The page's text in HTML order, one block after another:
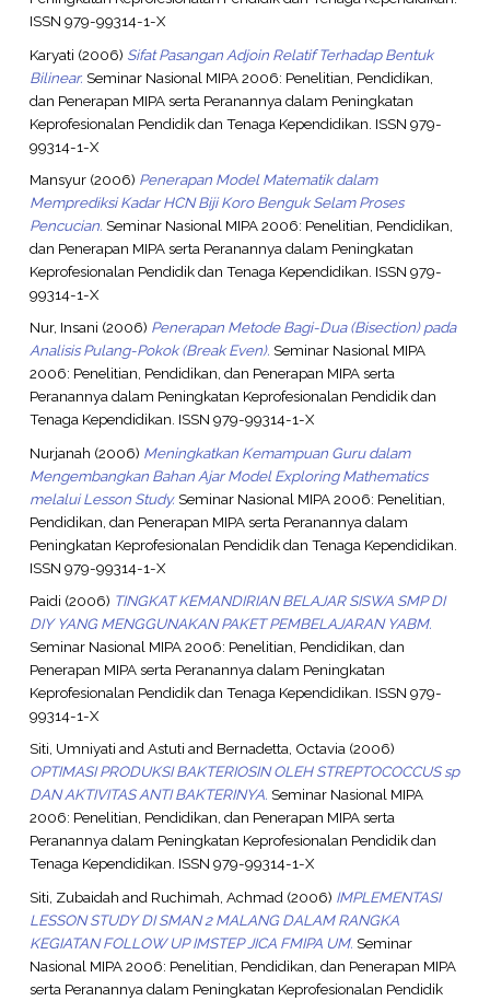
ISSN 979-99314-1-X
Karyati (2006) Sifat Pasangan Adjoin Relatif Terhadap Bentuk
Bilinear. Seminar Nasional MIPA 2006: Penelitian, Pendidikan,
dan Penerapan MIPA serta Peranannya dalam Peningkatan
Keprofesionalan Pendidik dan Tenaga Kependidikan. ISSN 979-
99314-1-X
Mansyur(2006) Penerapan Model Matematik dalam
Memprediksi Kadar HCN Biji Koro Benguk Selam Proses
Pencucian. Seminar Nasional MIPA 2006: Penelitian, Pendidikan,
dan Penerapan MIPA serta Peranannya dalam Peningkatan
Keprofesionalan Pendidik dan Tenaga Kependidikan. ISSN 979-
99314-1-X
Nur, Insani (2006) Penerapan Metode Bagi-Dua (Bisection) pada
Analisis Pulang-Pokok (Break Even). Seminar Nasional MIPA
2006: Penelitian, Pendidikan, dan Penerapan MIPA serta
Peranannya dalam Peningkatan Keprofesionalan Pendidik dan
Tenaga Kependidikan. ISSN 979-99314-1-X
Nurjanah (2006) Meningkatkan Kemampuan Guru dalam
Mengembangkan Bahan Ajar Model Exploring Mathematics
melalui Lesson Study.Seminar Nasional MIPA 2006: Penelitian,
Pendidikan, dan Penerapan MIPA serta Peranannya dalam
Peningkatan Keprofesionalan Pendidik dan Tenaga Kependidikan.
ISSN 979-99314-1-X
Paidi (2006) TINGKAT KEMANDIRIAN BELAJAR SISWA SMP DI
DIY YANG MENGGUNAKAN PAKET PEMBELAJARAN YABM.
Seminar Nasional MIPA 2006: Penelitian, Pendidikan, dan
Penerapan MIPA serta Peranannya dalam Peningkatan
Keprofesionalan Pendidik dan Tenaga Kependidikan. ISSN 979-
99314-1-X
Siti, Umniyati andAstuti and Bernadetta, Octavia(2006)
OPTIMASI PRODUKSI BAKTERIOSIN OLEH STREPTOCOCCUS sp
DAN AKTIVITAS ANTI BAKTERINYA. Seminar Nasional MIPA
2006: Penelitian, Pendidikan, dan Penerapan MIPA serta
Peranannya dalam Peningkatan Keprofesionalan Pendidik dan
Tenaga Kependidikan. ISSN 979-99314-1-X
Siti, Zubaidah and Ruchimah, Achmad (2006) IMPLEMENTASI
LESSON STUDY DI SMAN 2 MALANG DALAM RANGKA
KEGIATAN FOLLOW UP IMSTEP JICA FMIPA UM. Seminar
Nasional MIPA 2006: Penelitian, Pendidikan, dan Penerapan MIPA
serta Peranannya dalam Peningkatan Keprofesionalan Pendidik